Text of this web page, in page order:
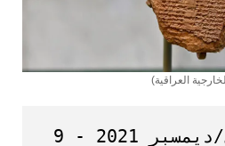
العراقية)